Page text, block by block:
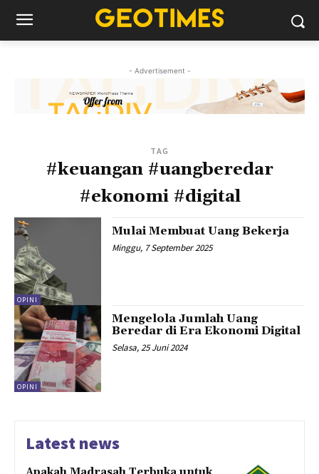
- Advertisement -
TAG
#keuangan #uangberedar
#ekonomi #digital
OPINI
Mulai Membuat Uang Bekerja
Minggu, 7 September 2025
OPINI
Mengelola Jumlah Uang
Beredar di Era Ekonomi Digital
Selasa, 25 Juni 2024
Latest news